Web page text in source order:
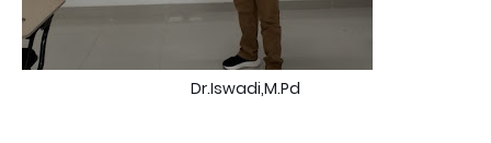
Dr.Iswadi,M.Pd